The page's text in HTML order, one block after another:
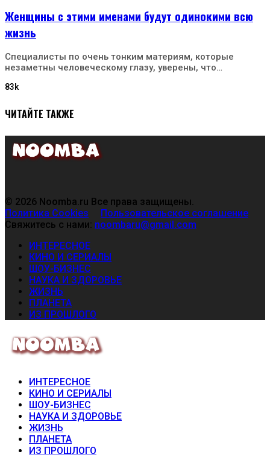
Женщины с этими именами будут одинокими всю
жизнь
Специалисты по очень тонким материям, которые
незаметны человеческому глазу, уверены, что…
83k
ЧИТАЙТЕ ТАКЖЕ
© 2026 Noomba.ru Все права защищены.
Политика Cookies
Пользовательское соглашение
Свяжитесь с нами: noombaru@gmail.com
ИНТЕРЕСНОЕ
КИНО И СЕРИАЛЫ
ШОУ-БИЗНЕС
НАУКА И ЗДОРОВЬЕ
ЖИЗНЬ
ПЛАНЕТА
ИЗ ПРОШЛОГО
ИНТЕРЕСНОЕ
КИНО И СЕРИАЛЫ
ШОУ-БИЗНЕС
НАУКА И ЗДОРОВЬЕ
ЖИЗНЬ
ПЛАНЕТА
ИЗ ПРОШЛОГО